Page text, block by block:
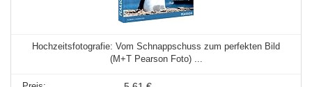
Hochzeitsfotografie: Vom Schnappschuss zum perfekten Bild
(M+T Pearson Foto) ...